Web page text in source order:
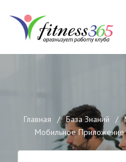
Главная / База Знаний /
Мобильное